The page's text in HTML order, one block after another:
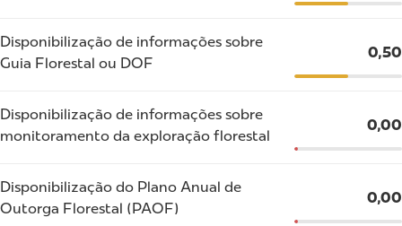
Disponibilização de informações sobre
Guia Florestal ou DOF
0,50
Disponibilização de informações sobre
monitoramento da exploração florestal
0,00
Disponibilização do Plano Anual de
Outorga Florestal (PAOF)
0,00